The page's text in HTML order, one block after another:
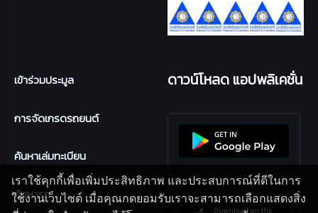
เราใช้คุกกี้เพื่อเพิ่มประสิทธิภาพ และประสบการณ์ที่ดีในการ
ใช้งานเว็บไซต์ เมื่อคุณกดยอมรับเราจะสามารถเลือกแสดงสิ่ง
เข้าร่วมประมูล
การจัดเกรดรถยนต์
ค้นหาเล่มทะเบียน
ค้นหารถ
ดาวน์โหลด แอปพลิเคชั่น